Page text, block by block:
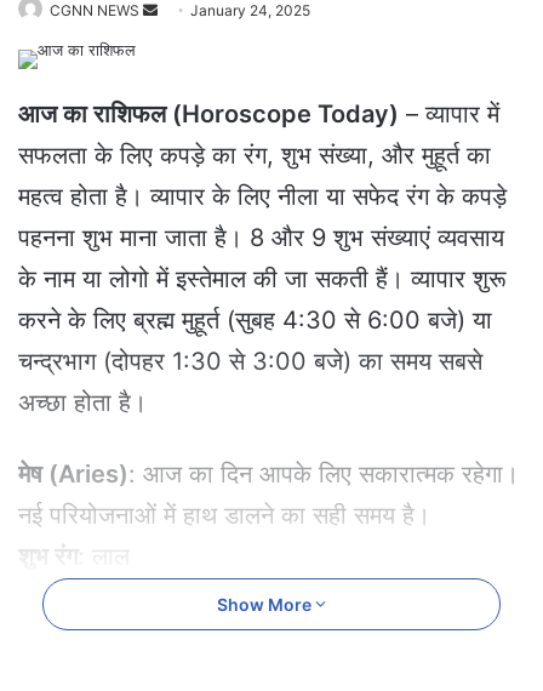
CGNN NEWS
a
n
e
i
January 24, 2025
आज का राशिफल (Horoscope Today) – व्यापार में
सफलता के लिए कपड़े का रंग, शुभ संख्या, और मुहूर्त का
महत्व होता है। व्यापार के लिए नीला या सफेद रंग के कपड़े
पहनना शुभ माना जाता है। 8 और 9 शुभ संख्याएं व्यवसाय
के नाम या लोगो में इस्तेमाल की जा सकती हैं। व्यापार शुरू
करने के लिए ब्रह्म मुहूर्त (सुबह 4:30 से 6:00 बजे) या
चन्द्रभाग (दोपहर 1:30 से 3:00 बजे) का समय सबसे
अच्छा होता है।
मेष (Aries): आज का दिन आपके लिए सकारात्मक रहेगा।
नई परियोजनाओं में हाथ डालने का सही समय है।
शुभ रंग: लाल
शुभ संख्या
शुभ मुहूर्त: सुबह 10:00 से 11:00 बजे
Show More